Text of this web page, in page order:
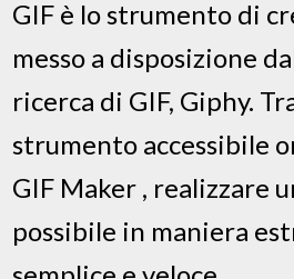
GIF è lo strumento di
messo a disposizione
ricerca di GIF, Giphy.
strumento accessibile
GIF Maker , realizzare
possibile in maniera